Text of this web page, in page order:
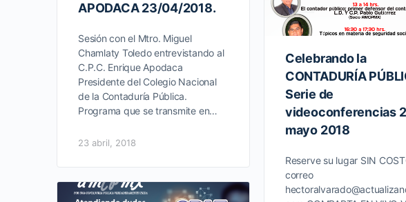
APODACA 23/04/2018.
Sesión con el Mtro. Miguel
Chamlaty Toledo entrevistando al
C.P.C. Enrique Apodaca
Presidente del Colegio Nacional
de la Contaduría Pública.
Programa que se transmite en…
23 abril, 2018
Celebrando la
CONTADURÍA
Serie de
videoconferencias
mayo 2018
Reserve su lugar SIN
correo